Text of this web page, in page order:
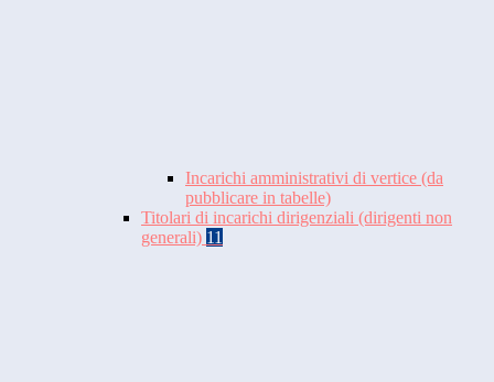
Incarichi amministrativi di vertice (da
pubblicare in tabelle)
Titolari di incarichi dirigenziali (dirigenti non
generali) 11